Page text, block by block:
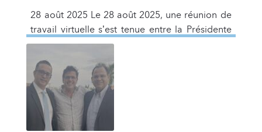
28 août 2025 Le 28 août 2025, une réunion de
travail virtuelle s’est tenue entre la Présidente
de la Fédération internationale des Sociétés de
la Croix-Rouge et du Croissant-Rouge (FICR),
Mme Katherine Forbes, et les Vice-présidents :
Dr Miguel Villarroel (Amériques), Natia Loladze
(Europe) (virtuel), Elder Bolaji Akpan Anami
(Afrique), Maha Barges Al-Barges (Asie)